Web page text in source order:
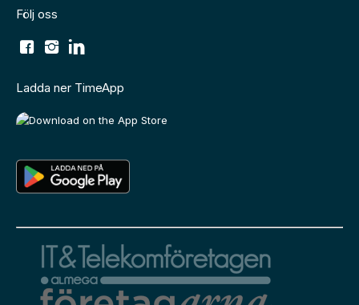
Följ oss
Ladda ner TimeApp